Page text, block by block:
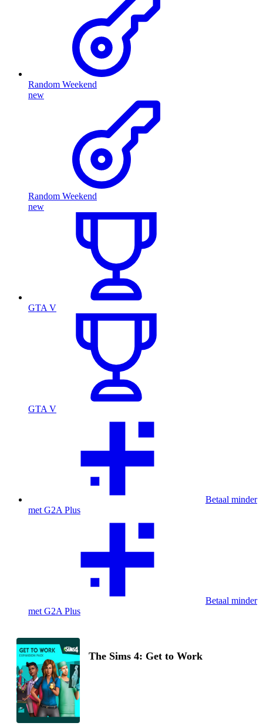
Random Weekend
new
Random Weekend
new
GTA V
GTA V
Betaal minder
met G2A Plus
Betaal minder
met G2A Plus
The Sims 4: Get to Work